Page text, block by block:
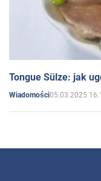
Tongue Sülze: jak
Wiadomości05.03.2025